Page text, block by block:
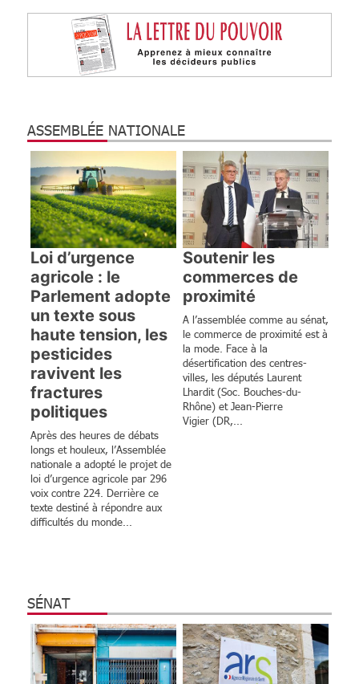
ASSEMBLÉE NATIONALE
Loi d’urgence
agricole : le
Parlement adopte
un texte sous
haute tension, les
pesticides
ravivent les
fractures
politiques
Après des heures de débats
longs et houleux, l’Assemblée
nationale a adopté le projet de
loi d’urgence agricole par 296
voix contre 224. Derrière ce
texte destiné à répondre aux
difficultés du monde...
Soutenir les
commerces de
proximité
A l’assemblée comme au sénat,
le commerce de proximité est à
la mode. Face à la
désertification des centres-
villes, les députés Laurent
Lhardit (Soc. Bouches-du-
Rhône) et Jean-Pierre
Vigier (DR,...
SÉNAT